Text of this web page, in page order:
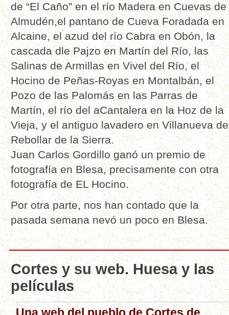
de “El Caño” en el río Madera en Cuevas de
Almudén,el pantano de Cueva Foradada en
Alcaine, el azud del río Cabra en Obón, la
cascada dle Pajzo en Martín del Río, las
Salinas de Armillas en Vivel del Río, el
Hocino de Peñas-Royas en Montalbán, el
Pozo de las Palomás en las Parras de
Martín, el río del aCantalera en la Hoz de la
Vieja, y el antiguo lavadero en Villanueva
Rebollar de la Sierra.
Juan Carlos Gordillo ganó un premio de
fotografía en Blesa, precisamente con otra
fotografía de EL Hocino.
Por otra parte, nos han contado que la
pasada semana nevó un poco en Blesa.
Cortes y su web. Huesa y las
películas